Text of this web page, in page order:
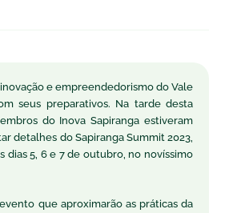
e empreendedorismo do Vale
seus preparativos. Na tarde desta
do Inova Sapiranga estiveram
detalhes do Sapiranga Summit 2023,
dias 5, 6 e 7 de outubro, no novíssimo
que aproximarão as práticas da